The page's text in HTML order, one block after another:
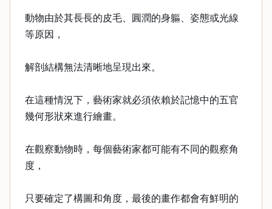
動物由於其長長的皮毛、圓潤的身軀、姿態或光線
等原因，
解剖結構無法清晰地呈現出來。
在這種情況下，藝術家就必須依賴於記憶中的五官
幾何形狀來進行繪畫。
在觀察動物時，每個藝術家都可能有不同的觀察角
度，
只要確定了構圖和角度，最後的畫作都會有鮮明的